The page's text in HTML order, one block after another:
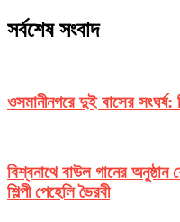
সর্বশেষ সংবাদ
ওসমানীনগরে দুই বাসের সংঘর্ষ:
বিশ্বনাথে বাউল গানের অনুষ্ঠান
শিল্পী পেহেলি ভৈরবী